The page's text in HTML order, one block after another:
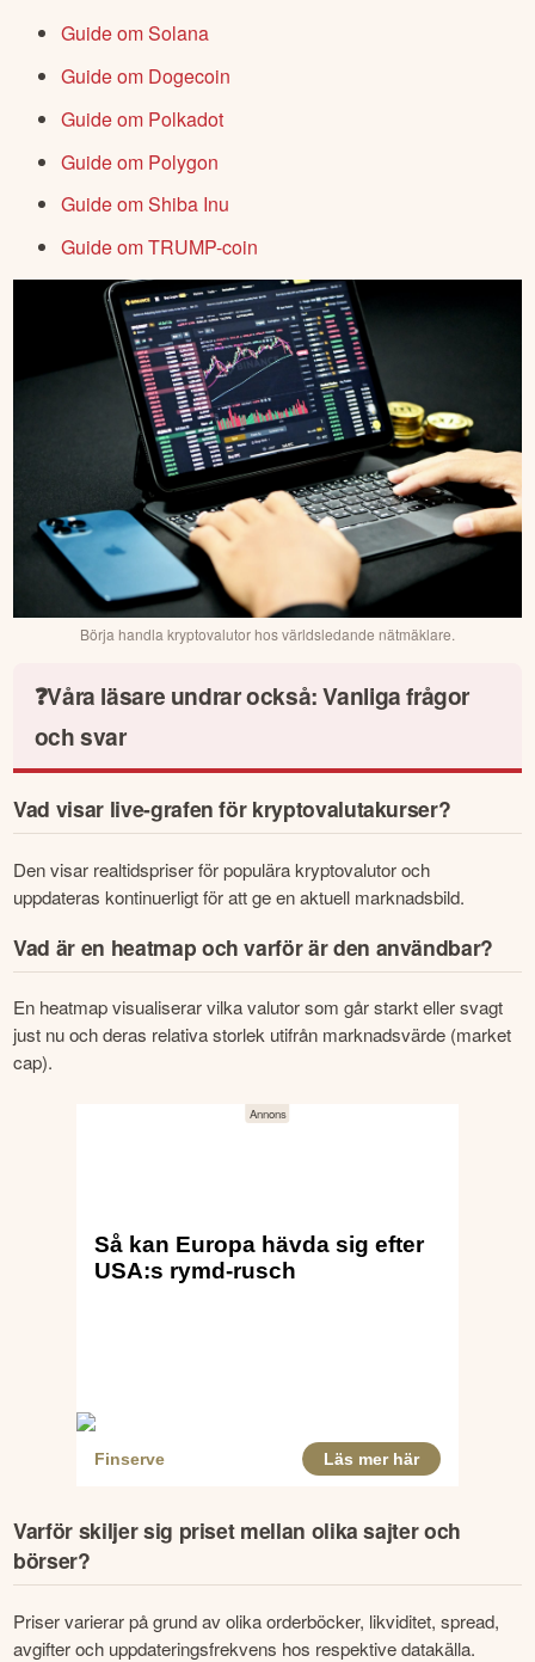
Guide om Solana
Guide om Dogecoin
Guide om Polkadot
Guide om Polygon
Guide om Shiba Inu
Guide om TRUMP-coin
Börja handla kryptovalutor hos världsledande nätmäklare.
❓Våra läsare undrar också: Vanliga frågor
och svar
Vad visar live-grafen för kryptovalutakurser?
Den visar realtidspriser för populära kryptovalutor och
uppdateras kontinuerligt för att ge en aktuell marknadsbild.
Vad är en heatmap och varför är den användbar?
En heatmap visualiserar vilka valutor som går starkt eller svagt
just nu och deras relativa storlek utifrån marknadsvärde (market
cap).
Varför skiljer sig priset mellan olika sajter och
börser?
Priser varierar på grund av olika orderböcker, likviditet, spread,
avgifter och uppdateringsfrekvens hos respektive datakälla.